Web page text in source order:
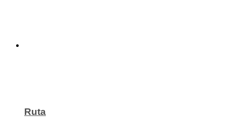
Ruta